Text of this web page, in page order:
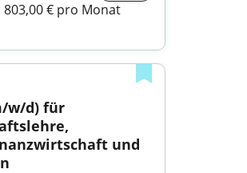
803,00 € pro Monat
w/d) für
und